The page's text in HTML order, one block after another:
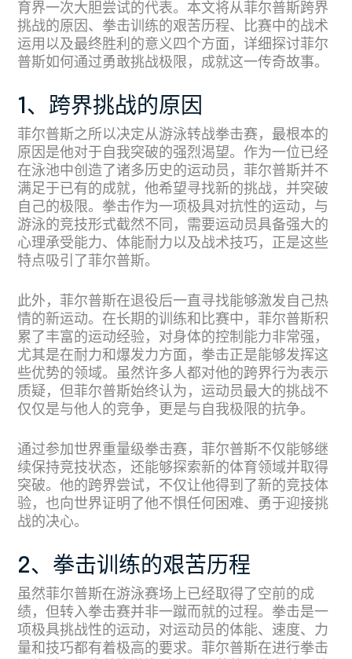
育界一次大胆尝试的代表。本文将从菲尔普斯跨界
挑战的原因、拳击训练的艰苦历程、比赛中的战术
运用以及最终胜利的意义四个方面，详细探讨菲尔
普斯如何通过勇敢挑战极限，成就这一传奇故事。
1、跨界挑战的原因
菲尔普斯之所以决定从游泳转战拳击赛，最根本的
原因是他对于自我突破的强烈渴望。作为一位已经
在泳池中创造了诸多历史的运动员，菲尔普斯并不
满足于已有的成就，他希望寻找新的挑战，并突破
自己的极限。拳击作为一项极具对抗性的运动，与
游泳的竞技形式截然不同，需要运动员具备强大的
心理承受能力、体能耐力以及战术技巧，正是这些
特点吸引了菲尔普斯。
此外，菲尔普斯在退役后一直寻找能够激发自己热
情的新运动。在长期的训练和比赛中，菲尔普斯积
累了丰富的运动经验，对身体的控制能力非常强，
尤其是在耐力和爆发力方面，拳击正是能够发挥这
些优势的领域。虽然许多人都对他的跨界行为表示
质疑，但菲尔普斯始终认为，运动员最大的挑战不
仅仅是与他人的竞争，更是与自我极限的抗争。
通过参加世界重量级拳击赛，菲尔普斯不仅能够继
续保持竞技状态，还能够探索新的体育领域并取得
突破。他的跨界尝试，不仅让他得到了新的竞技体
验，也向世界证明了他不惧任何困难、勇于迎接挑
战的决心。
2、拳击训练的艰苦历程
虽然菲尔普斯在游泳赛场上已经取得了空前的成
绩，但转入拳击赛并非一蹴而就的过程。拳击是一
项极具挑战性的运动，对运动员的体能、速度、力
量和技巧都有着极高的要求。菲尔普斯在进行拳击